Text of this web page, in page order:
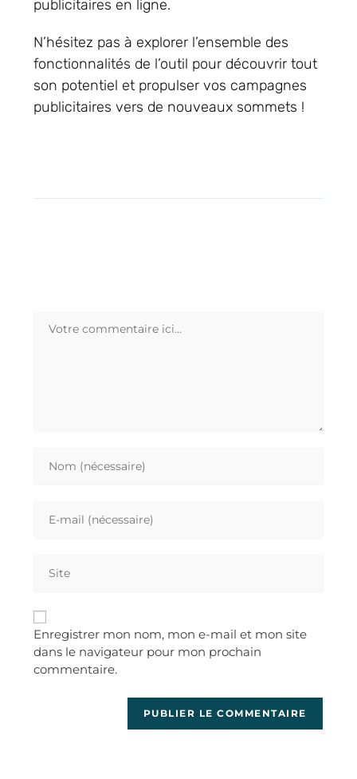
publicitaires en ligne.
N’hésitez pas à explorer l’ensemble des
fonctionnalités de l’outil pour découvrir tout
son potentiel et propulser vos campagnes
publicitaires vers de nouveaux sommets !
Enregistrer mon nom, mon e-mail et mon site
dans le navigateur pour mon prochain
commentaire.